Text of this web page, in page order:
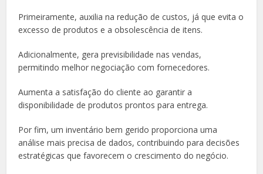
Primeiramente, auxilia na redução de custos, já que evita o
excesso de produtos e a obsolescência de itens.
Adicionalmente, gera previsibilidade nas vendas,
permitindo melhor negociação com fornecedores.
Aumenta a satisfação do cliente ao garantir a
disponibilidade de produtos prontos para entrega.
Por fim, um inventário bem gerido proporciona uma
análise mais precisa de dados, contribuindo para decisões
estratégicas que favorecem o crescimento do negócio.